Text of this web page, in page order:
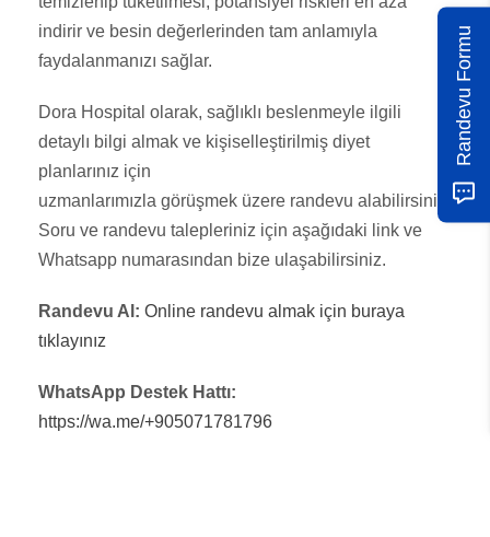
indirir ve besin değerlerinden tam anlamıyla
faydalanmanızı sağlar.
Dora Hospital olarak, sağlıklı beslenmeyle ilgili
detaylı bilgi almak ve kişiselleştirilmiş diyet
planlarınız için
uzmanlarımızla görüşmek üzere randevu alabilirsiniz.
Soru ve randevu talepleriniz için aşağıdaki link ve
Whatsapp numarasından bize ulaşabilirsiniz.
Randevu Al: Online randevu almak için buraya
tıklayınız
WhatsApp Destek Hattı:
https://wa.me/+905071781796
Randevu Formu